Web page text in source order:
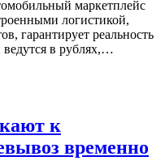
маркетплейс
логистикой,
гарантирует реальность
ведутся в рублях,…
к
временно